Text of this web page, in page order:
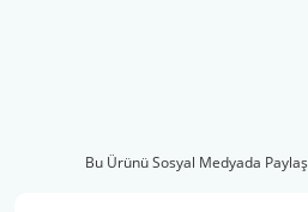
Bu Ürünü Sosyal Medyada Paylaş